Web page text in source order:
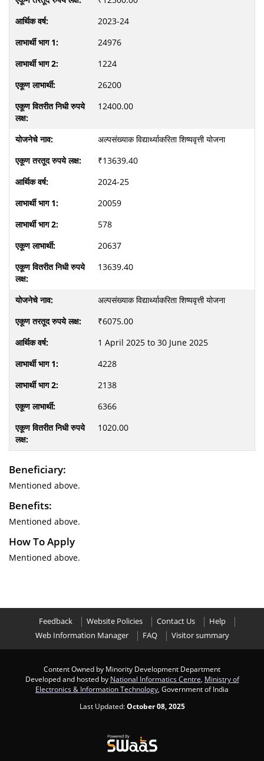
2023-24
24976
1224
26200
12400.00
अल्पसंख्याक विद्यार्थ्याकरिता शिष्यवृत्ती योजना
₹13639.40
2024-25
20059
578
20637
13639.40
अल्पसंख्याक विद्यार्थ्याकरिता शिष्यवृत्ती योजना
₹6075.00
1 April 2025 to 30 June 2025
4228
2138
6366
1020.00
Beneficiary:
Mentioned above.
Benefits:
Mentioned above.
How To Apply
Mentioned above.
Feedback Website Policies Contact Us
Help
Web Information Manager
FAQ Visitor summary
Content Owned by Minority Development Department
Developed and hosted by National Informatics Centre Ministry of
Electronics & Information Technology , Government of India
Last Updated:October 08, 2025